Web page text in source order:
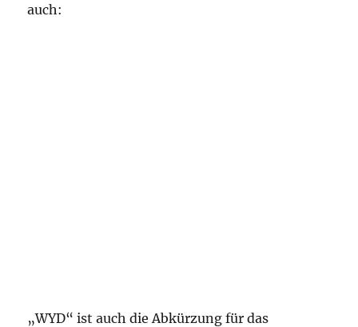
auch:
„WYD“ ist auch die Abkürzung für das